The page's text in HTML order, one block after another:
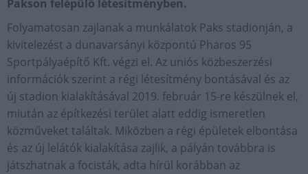
Pakson felépülő létesítményben.
Folyamatosan zajlanak a munkálatok Paks stadionján, a
kivitelezést a dunavarsányi központú Pharos 95
Sportpályaépítő Kft. végzi el. Az uniós közbeszerzési
információk szerint a régi létesítmény bontásával és az
új stadion kialakításával 2019. február 15-re készülnek el,
miután az építkezési terület alatt eddig ismeretlen
közműveket találtak. Miközben a régi épületek elbontása
és az új lelátók kialakítása zajlik, a pályán továbbra is
játszhatnak a focisták, adta hírül korábban az